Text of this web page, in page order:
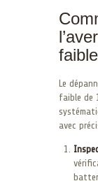
Le
faible de
avec